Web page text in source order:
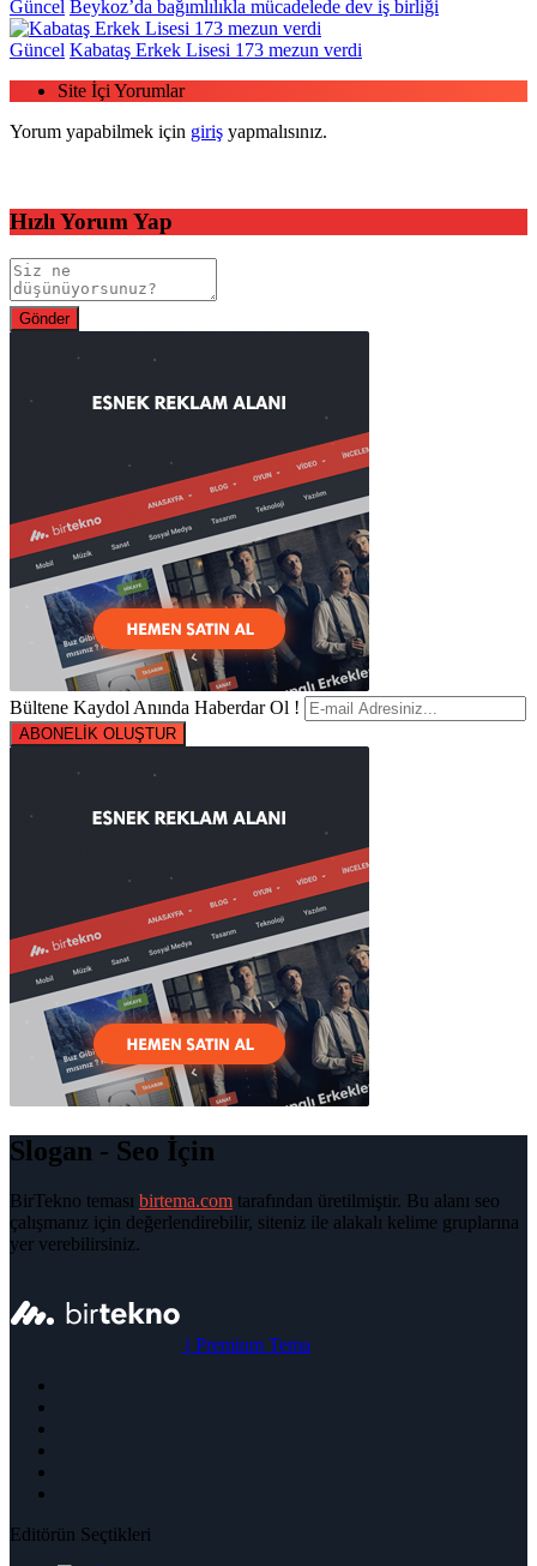
Güncel Beykoz’da bağımlılıkla mücadelede dev iş birliği
Güncel Kabataş Erkek Lisesi 173 mezun verdi
Site İçi Yorumlar
Yorum yapabilmek için giriş yapmalısınız.
Hızlı Yorum Yap
Bültene Kaydol Anında Haberdar Ol !
ABONELİK OLUŞTUR
Slogan - Seo İçin
BirTekno teması birtema.com tarafından üretilmiştir. Bu alanı seo
çalışmanız için değerlendirebilir, siteniz ile alakalı kelime gruplarına
yer verebilirsiniz.
Premium Tema
Editörün Seçtikleri